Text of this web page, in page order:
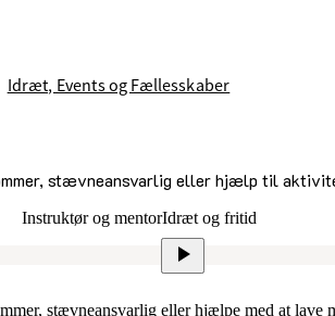
Idræt, Events og Fællesskaber
stævneansvarlig eller hjælp til
Instruktør og mentorIdræt og fritid
stævneansvarlig eller hjælpe med at lave